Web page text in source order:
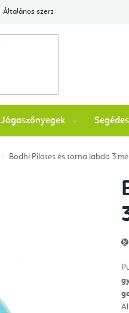
Általános szerződési feltételek
Jógaszőnyegek
Bodhi Pilates és torna labda 3